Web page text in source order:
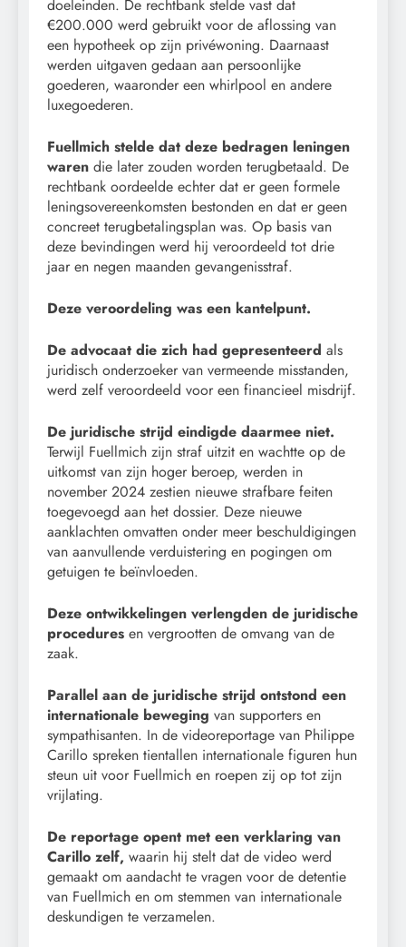
doeleinden. De rechtbank stelde vast dat
€200.000 werd gebruikt voor de aflossing van
een hypotheek op zijn privéwoning. Daarnaast
werden uitgaven gedaan aan persoonlijke
goederen, waaronder een whirlpool en andere
luxegoederen.
Fuellmich stelde dat deze bedragen leningen
waren die later zouden worden terugbetaald. De
rechtbank oordeelde echter dat er geen formele
leningsovereenkomsten bestonden en dat er geen
concreet terugbetalingsplan was. Op basis van
deze bevindingen werd hij veroordeeld tot drie
jaar en negen maanden gevangenisstraf.
Deze veroordeling was een kantelpunt.
De advocaat die zich had gepresenteerd als
juridisch onderzoeker van vermeende misstanden,
werd zelf veroordeeld voor een financieel misdrijf.
De juridische strijd eindigde daarmee niet.
Terwijl Fuellmich zijn straf uitzit en wachtte op de
uitkomst van zijn hoger beroep, werden in
november 2024 zestien nieuwe strafbare feiten
toegevoegd aan het dossier. Deze nieuwe
aanklachten omvatten onder meer beschuldigingen
van aanvullende verduistering en pogingen om
getuigen te beïnvloeden.
Deze ontwikkelingen verlengden de juridische
procedures en vergrootten de omvang van de
zaak.
Parallel aan de juridische strijd ontstond een
internationale beweging van supporters en
sympathisanten. In de videoreportage van Philippe
Carillo spreken tientallen internationale figuren hun
steun uit voor Fuellmich en roepen zij op tot zijn
vrijlating.
De reportage opent met een verklaring van
Carillo zelf, waarin hij stelt dat de video werd
gemaakt om aandacht te vragen voor de detentie
van Fuellmich en om stemmen van internationale
deskundigen te verzamelen.